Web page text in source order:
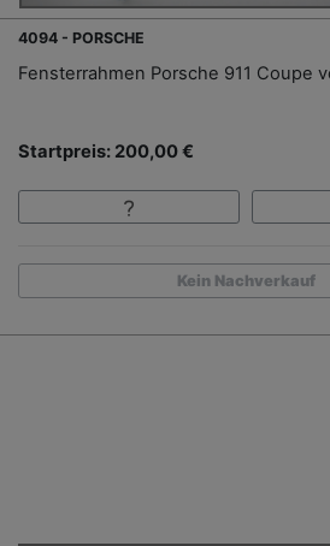
4094 - PORSCHE
Fensterrahmen Porsche 911 Coupe
Startpreis: 200,00 €
Kein Nachverkauf